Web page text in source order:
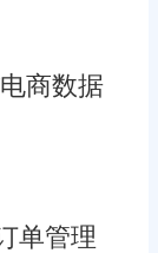
商数据
单管理